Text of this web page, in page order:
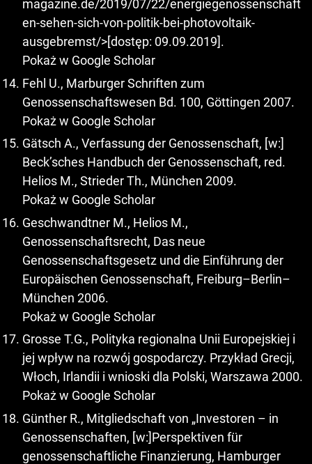
magazine.de/2019/07/22/energiegenossenschaft
en-sehen-sich-von-politik-bei-photovoltaik-
ausgebremst/>[dostęp: 09.09.2019].
Pokaż w Google Scholar
Fehl U., Marburger Schriften zum
Genossenschaftswesen Bd. 100, Göttingen 2007.
Pokaż w Google Scholar
Gätsch A., Verfassung der Genossenschaft, [w:]
Beck’sches Handbuch der Genossenschaft, red.
Helios M., Strieder Th., München 2009.
Pokaż w Google Scholar
Geschwandtner M., Helios M.,
Genossenschaftsrecht, Das neue
Genossenschaftsgesetz und die Einführung der
Europäischen Genossenschaft, Freiburg–Berlin–
München 2006.
Pokaż w Google Scholar
Grosse T.G., Polityka regionalna Unii Europejskiej i
jej wpływ na rozwój gospodarczy. Przykład Grecji,
Włoch, Irlandii i wnioski dla Polski, Warszawa 2000.
Pokaż w Google Scholar
Günther R., Mitgliedschaft von „Investoren – in
Genossenschaften, [w:]Perspektiven für
genossenschaftliche Finanzierung, Hamburger